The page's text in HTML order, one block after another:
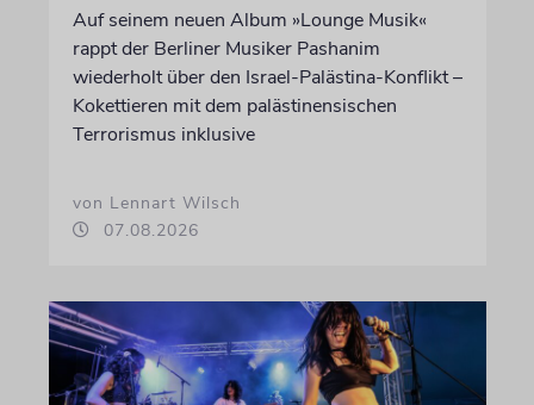
Auf seinem neuen Album »Lounge Musik«
rappt der Berliner Musiker Pashanim
wiederholt über den Israel-Palästina-Konflikt –
Kokettieren mit dem palästinensischen
Terrorismus inklusive
von Lennart Wilsch
07.08.2026